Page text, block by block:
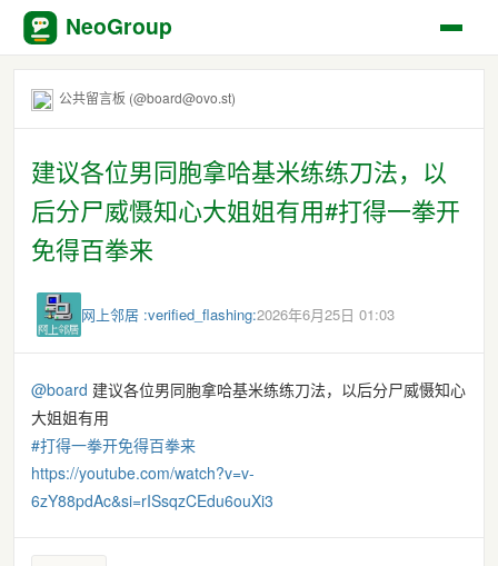
NeoGroup
公共留言板 (@board@ovo.st)
建议各位男同胞拿哈基米练练刀法，以
后分尸威慑知心大姐姐有用#打得一拳开
免得百拳来
网上邻居 :verified_flashing:2026年6月25日 01:03
@board 建议各位男同胞拿哈基米练练刀法，以后分尸威慑知心
大姐姐有用
#打得一拳开免得百拳来
https://youtube.com/watch?v=v-
6zY88pdAc&si=rISsqzCEdu6ouXi3